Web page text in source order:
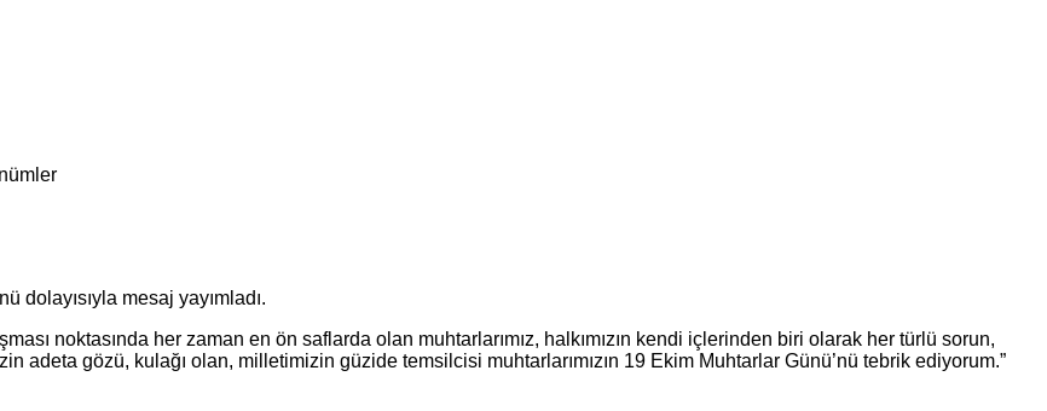
dolayısıyla mesaj yayımladı.
noktasında her zaman en ön saflarda olan muhtarlarımız, halkımızın kendi içlerinden biri olarak her türlü sorun,
adeta gözü, kulağı olan, milletimizin güzide temsilcisi muhtarlarımızın 19 Ekim Muhtarlar Günü’nü tebrik ediyorum.”